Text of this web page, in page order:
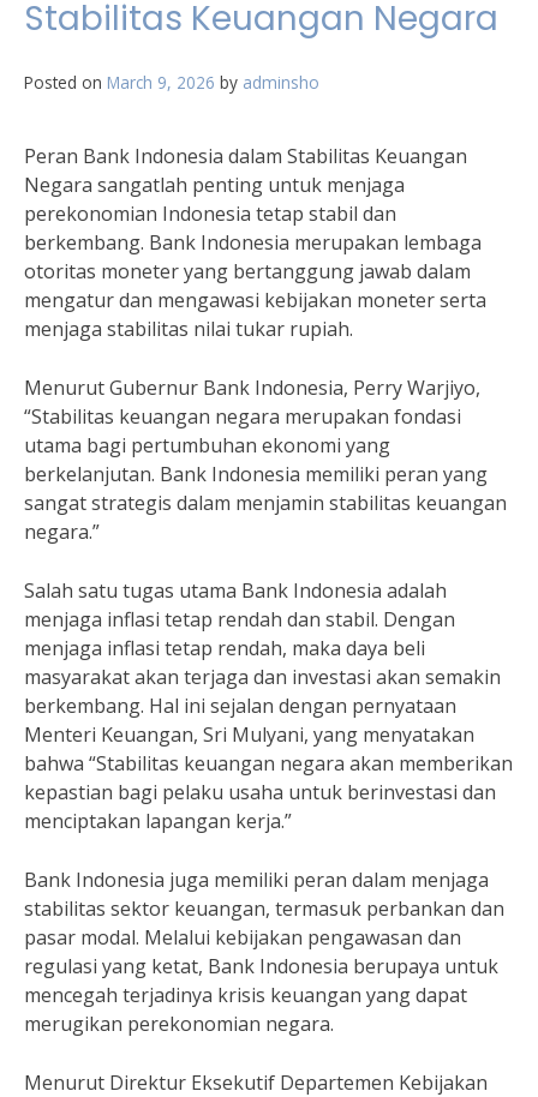
Stabilitas Keuangan Negara
Posted on March 9, 2026 by adminsho
Peran Bank Indonesia dalam Stabilitas Keuangan
Negara sangatlah penting untuk menjaga
perekonomian Indonesia tetap stabil dan
berkembang. Bank Indonesia merupakan lembaga
otoritas moneter yang bertanggung jawab dalam
mengatur dan mengawasi kebijakan moneter serta
menjaga stabilitas nilai tukar rupiah.
Menurut Gubernur Bank Indonesia, Perry Warjiyo,
“Stabilitas keuangan negara merupakan fondasi
utama bagi pertumbuhan ekonomi yang
berkelanjutan. Bank Indonesia memiliki peran yang
sangat strategis dalam menjamin stabilitas keuangan
negara.”
Salah satu tugas utama Bank Indonesia adalah
menjaga inflasi tetap rendah dan stabil. Dengan
menjaga inflasi tetap rendah, maka daya beli
masyarakat akan terjaga dan investasi akan semakin
berkembang. Hal ini sejalan dengan pernyataan
Menteri Keuangan, Sri Mulyani, yang menyatakan
bahwa “Stabilitas keuangan negara akan memberikan
kepastian bagi pelaku usaha untuk berinvestasi dan
menciptakan lapangan kerja.”
Bank Indonesia juga memiliki peran dalam menjaga
stabilitas sektor keuangan, termasuk perbankan dan
pasar modal. Melalui kebijakan pengawasan dan
regulasi yang ketat, Bank Indonesia berupaya untuk
mencegah terjadinya krisis keuangan yang dapat
merugikan perekonomian negara.
Menurut Direktur Eksekutif Departemen Kebijakan